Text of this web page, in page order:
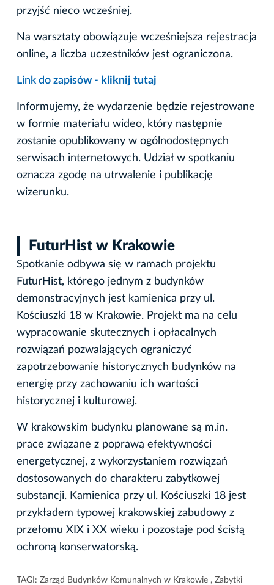
przyjść nieco wcześniej.
Na warsztaty obowiązuje wcześniejsza rejestracja
online, a liczba uczestników jest ograniczona.
Link do zapisów - kliknij tutaj
Informujemy, że wydarzenie będzie rejestrowane
w formie materiału wideo, który następnie
zostanie opublikowany w ogólnodostępnych
serwisach internetowych. Udział w spotkaniu
oznacza zgodę na utrwalenie i publikację
wizerunku.
FuturHist w Krakowie
Spotkanie odbywa się w ramach projektu
FuturHist, którego jednym z budynków
demonstracyjnych jest kamienica przy ul.
Kościuszki 18 w Krakowie. Projekt ma na celu
wypracowanie skutecznych i opłacalnych
rozwiązań pozwalających ograniczyć
zapotrzebowanie historycznych budynków na
energię przy zachowaniu ich wartości
historycznej i kulturowej.
W krakowskim budynku planowane są m.in.
prace związane z poprawą efektywności
energetycznej, z wykorzystaniem rozwiązań
dostosowanych do charakteru zabytkowej
substancji. Kamienica przy ul. Kościuszki 18 jest
przykładem typowej krakowskiej zabudowy z
przełomu XIX i XX wieku i pozostaje pod ścisłą
ochroną konserwatorską.
TAGI: Zarząd Budynków Komunalnych w Krakowie , Zabytki